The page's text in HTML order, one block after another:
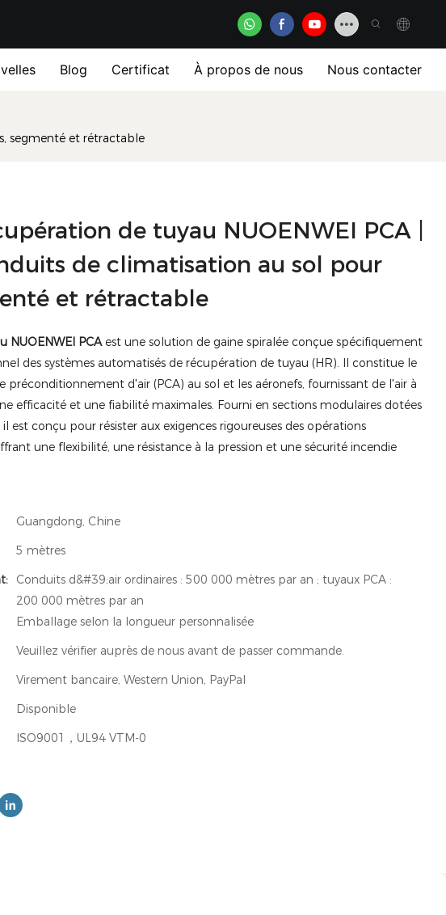
Blog Certificat À propos de nous Nous contacter
segmenté et rétractable
de tuyau NUOENWEI PCA |
de climatisation au sol pour
et rétractable
NUOENWEI PCAest une solution de gaine spiralée conçue spécifiquement
des systèmes automatisés de récupération de tuyau (HR). Il constitue le
préconditionnement d'air (PCA) au sol et les aéronefs, fournissant de l'air à
efficacité et une fiabilité maximales. Fourni en sections modulaires dotées
est conçu pour résister aux exigences rigoureuses des opérations
une flexibilité, une résistance à la pression et une sécurité incendie
Guangdong, Chine
5 mètres
Conduits d&#39;air ordinaires : 500 000 mètres par an ; tuyaux PCA :
200 000 mètres par an
Emballage selon la longueur personnalisée
Veuillez vérifier auprès de nous avant de passer commande.
Virement bancaire, Western Union, PayPal
Disponible
ISO9001，UL94 VTM-0